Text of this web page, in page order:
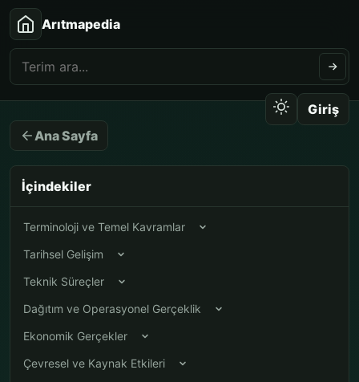
Arıtmapedia
Giriş
Ana Sayfa
İçindekiler
Terminoloji ve Temel Kavramlar
Tarihsel Gelişim
Teknik Süreçler
Dağıtım ve Operasyonel Gerçeklik
Ekonomik Gerçekler
Çevresel ve Kaynak Etkileri